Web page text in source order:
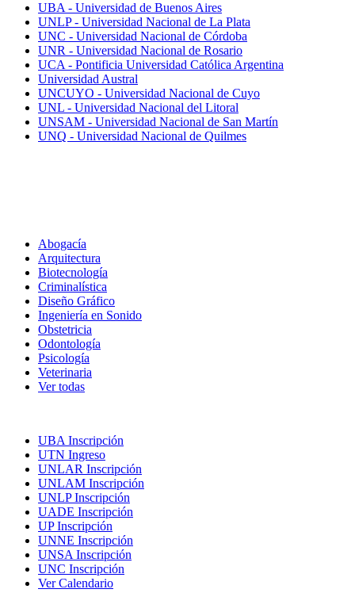
UBA - Universidad de Buenos Aires
UNLP - Universidad Nacional de La Plata
UNC - Universidad Nacional de Córdoba
UNR - Universidad Nacional de Rosario
UCA - Pontificia Universidad Católica Argentina
Universidad Austral
UNCUYO - Universidad Nacional de Cuyo
UNL - Universidad Nacional del Litoral
UNSAM - Universidad Nacional de San Martín
UNQ - Universidad Nacional de Quilmes
Abogacía
Arquitectura
Biotecnología
Criminalística
Diseño Gráfico
Ingeniería en Sonido
Obstetricia
Odontología
Psicología
Veterinaria
Ver todas
UBA Inscripción
UTN Ingreso
UNLAR Inscripción
UNLAM Inscripción
UNLP Inscripción
UADE Inscripción
UP Inscripción
UNNE Inscripción
UNSA Inscripción
UNC Inscripción
Ver Calendario